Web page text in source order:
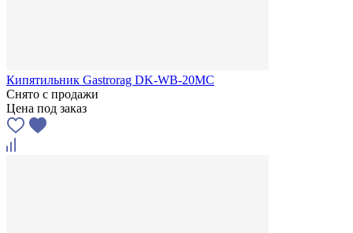
Кипятильник Gastrorag DK-WB-20MC
Снято с продажи
Цена под заказ